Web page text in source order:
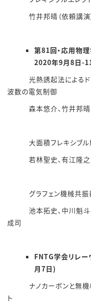
竹井邦晴（依頼講演
第81回・応用物
2020年9月8日-
光熱誘起法によるド
波数の電気制御
森本悠介、竹井邦晴、
大面積フレキシブル
若林聖史、有江隆之、
グラフェン機械共振
池本拓史、中川魁斗、
成司
FNTG学会リレー
月7日)
ナノカーボンと無機材
ト